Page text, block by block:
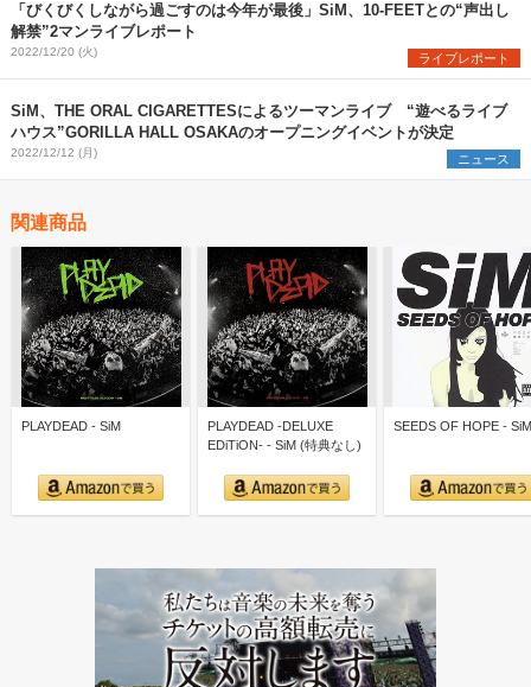
「びくびくしながら過ごすのは今年が最後」SiM、10-FEETとの“声出し
解禁”2マンライブレポート
2022/12/20 (火) ライブレポート
SiM、THE ORAL CIGARETTESによるツーマンライブ “遊べるライブ
ハウス”GORILLA HALL OSAKAのオープニングイベントが決定
2022/12/12 (月) ニュース
関連商品
PLAYDEAD - SiM
PLAYDEAD -DELUXE
EDiTiON- - SiM (特典なし)
SEEDS OF HOPE - SiM